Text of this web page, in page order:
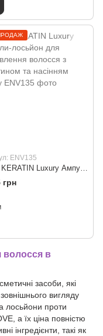
ENV135
Envie KERATIN Luxury Ампули-лосьйон для відновлення волосся з кератином та насінням льону
грн
волосся в
засоби, які
вигляду
лосьйони проти
а їх ціна повністю
інгредієнти, такі як